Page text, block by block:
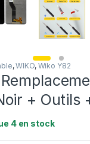
,WIKO, Wiko Y82
+ Outils
4 en stock